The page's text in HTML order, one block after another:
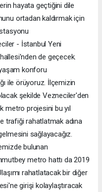
hayata geçtiğini dile
ortadan kaldırmak için
- İstanbul Yeni
de geçecek.
konforu
ile örüyoruz. İlçemizin
şekilde Vezneciler'den
metro projesini bu yıl
trafiği rahatlatmak adına
sağlayacağız.
bulunan
metro hattı da 2019
rahatlatacak bir diğer
girişi kolaylaştıracak